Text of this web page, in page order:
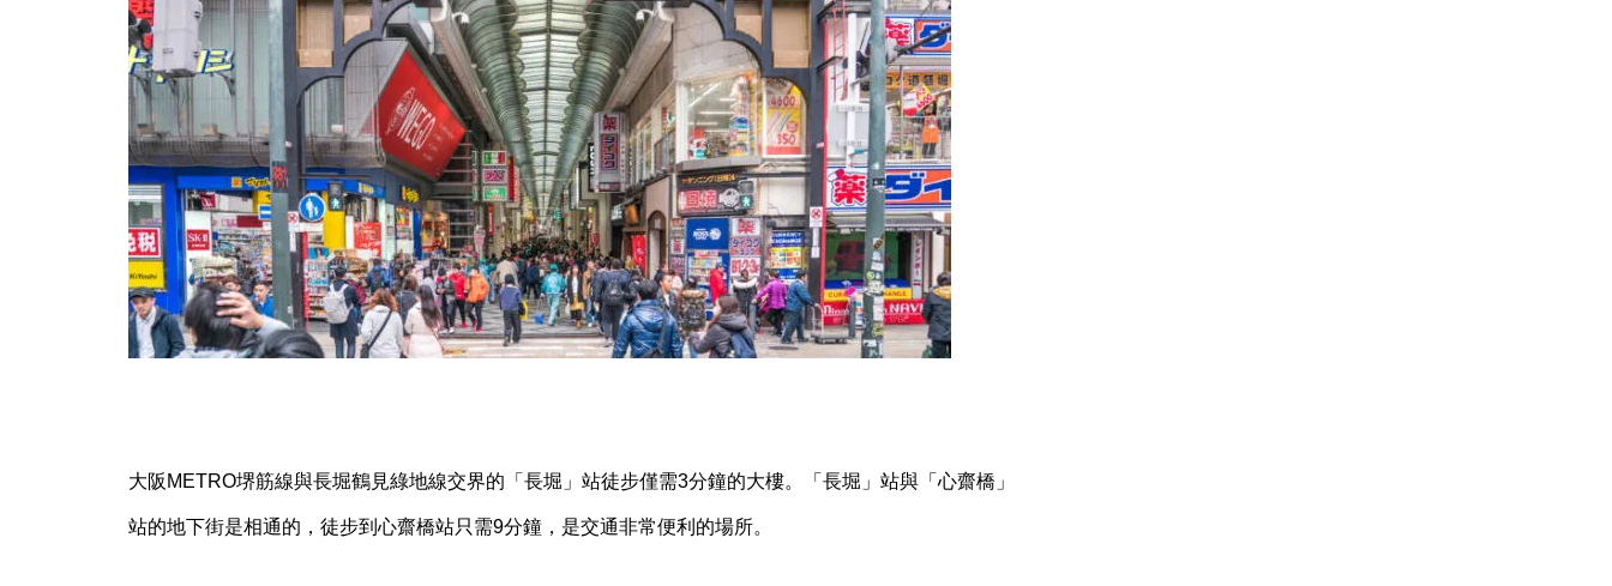
【熊本中央區】ビブレマンショ
ン薬園
【熊本中央區】ライオンズマン
ション上通
【熊本市中央區】コープ野村水
前寺
【熊本市東區】重富一戶建(預售
屋)
【東京市中心、稀有1樓小戶型
物件】穩定出租中「SUERTE竜
ーク親水公園》投資物件
大阪METRO堺筋線與長堀鶴見綠地線交界的「長堀」站徒步僅需3分鐘的大樓。「長堀」站與「心齋橋」
站的地下街是相通的，徒步到心齋橋站只需9分鐘，是交通非常便利的場所。